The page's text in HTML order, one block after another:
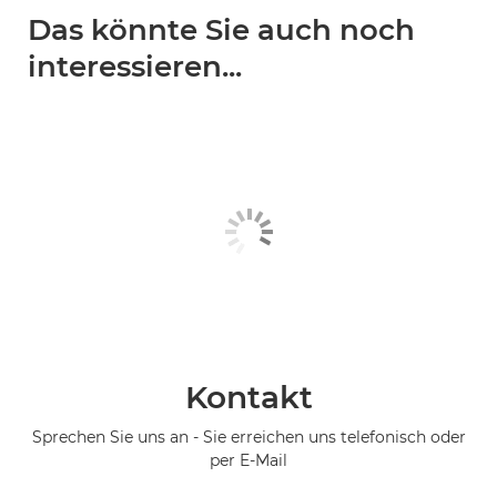
Das könnte Sie auch noch
interessieren...
Kontakt
Sprechen Sie uns an - Sie erreichen uns telefonisch oder
per E-Mail